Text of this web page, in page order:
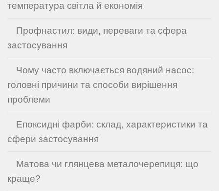
температура світла й економія
Профнастил: види, переваги та сфера
застосування
Чому часто включається водяний насос:
головні причини та способи вирішення
проблеми
Епоксидні фарби: склад, характеристики та
сфери застосування
Матова чи глянцева металочерепиця: що
краще?